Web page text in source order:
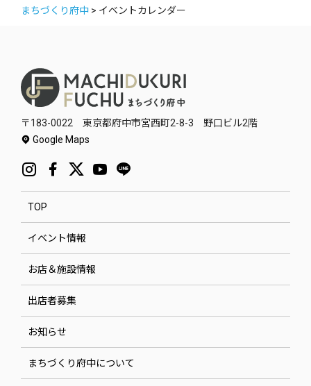
まちづくり府中 > イベントカレンダー
〒183-0022 東京都府中市宮西町2-8-3 野口ビル2階
Google Maps
TOP
イベント情報
お店＆施設情報
出店者募集
お知らせ
まちづくり府中について